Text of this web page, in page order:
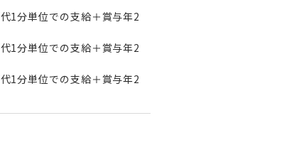
1分単位での支給＋賞与年2
1分単位での支給＋賞与年2
1分単位での支給＋賞与年2